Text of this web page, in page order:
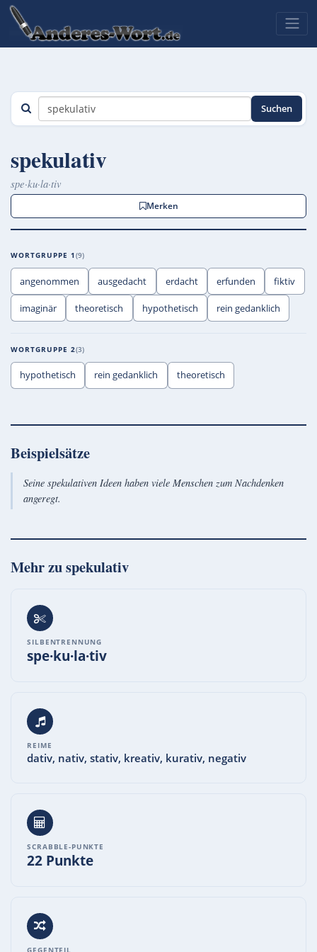
Suchen
spekulativ
spe·ku·la·tiv
Merken
WORTGRUPPE 1 9
angenommen ausgedacht erdacht erfunden fiktiv
imaginär theoretisch hypothetisch rein gedanklich
WORTGRUPPE 2 3
hypothetisch rein gedanklich theoretisch
Beispielsätze
Seine spekulativen Ideen haben viele Menschen zum Nachdenken
angeregt.
Mehr zuspekulativ
SILBENTRENNUNG
spe·ku·la·tiv
REIME
dativ, nativ, stativ, kreativ, kurativ, negativ
SCRABBLE-PUNKTE
22 Punkte
GEGENTEIL